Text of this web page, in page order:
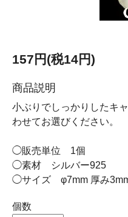
157円(税14円)
商品説明
小ぶりでしっかりしたキ
わせてお選びください。
◯販売単位 1個
◯素材 シルバー925
◯サイズ φ7mm 厚み
個数